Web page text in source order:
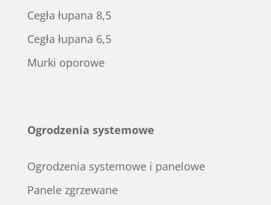
Cegła łupana 8,5
Cegła łupana 6,5
Murki oporowe
Ogrodzenia systemowe
Ogrodzenia systemowe i panelowe
Panele zgrzewane